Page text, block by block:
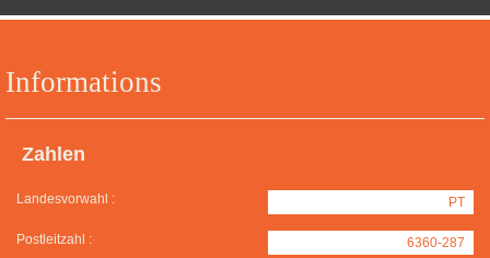
Informations
Zahlen
Landesvorwahl : PT
Postleitzahl : 6360-287